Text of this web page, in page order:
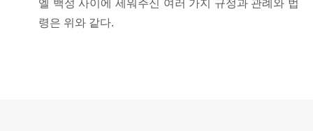
엘 백성 사이에 세워주신 여러 가지 규정과 관례와 법
령은 위와 같다.